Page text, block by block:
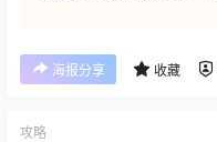
海报分享 收藏
攻略